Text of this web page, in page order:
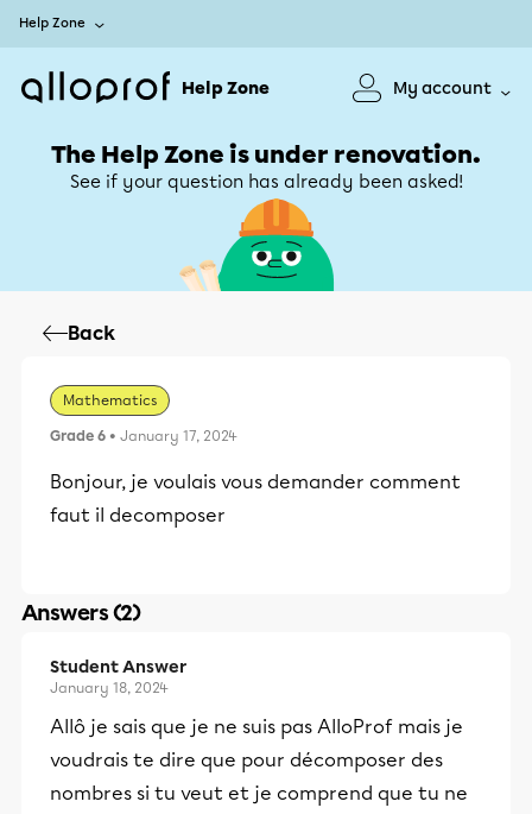
Help Zone
Help Zone My account
The Help Zone is under renovation.
See if your question has already been asked!
Back
Mathematics
Grade 6 • January 17, 2024
Bonjour, je voulais vous demander comment
faut il decomposer
Answers (2)
Student Answer
January 18, 2024
Allô je sais que je ne suis pas AlloProf mais je
voudrais te dire que pour décomposer des
nombres si tu veut et je comprend que tu ne